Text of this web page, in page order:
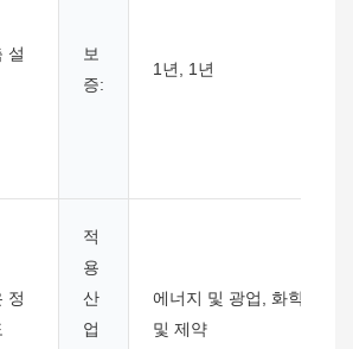
설
보
증:
1년, 1년
정
적
용
산
업
에너지 및 광업, 화학
및 제약